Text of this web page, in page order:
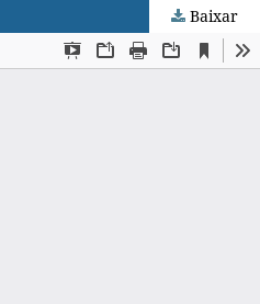
Baixar